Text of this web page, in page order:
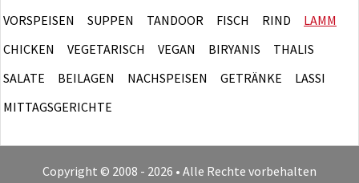
VORSPEISEN SUPPEN TANDOOR FISCH RIND
LAMM
CHICKEN
VEGETARISCH VEGAN BIRYANIS
THALIS
SALATE
BEILAGEN NACHSPEISEN GETRÄNKE
LASSI
MITTAGSGERICHTE
Copyright © 2008 - 2026 • Alle Rechte vorbehalten